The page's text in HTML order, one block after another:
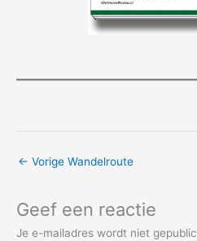
← Vorige Wandelroute
Geef een reactie
Je e-mailadres wordt niet